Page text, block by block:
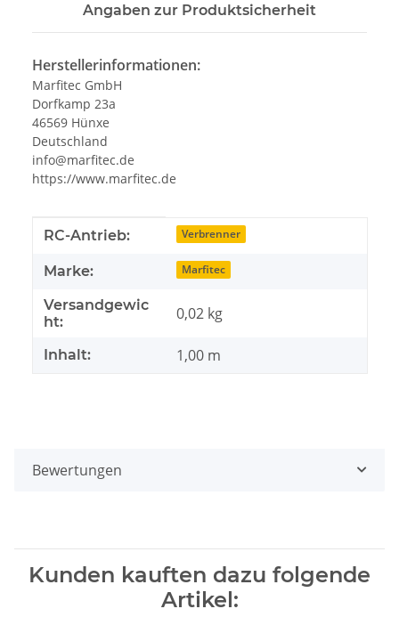
Angaben zur Produktsicherheit
Herstellerinformationen:
Marfitec GmbH
Dorfkamp 23a
46569 Hünxe
Deutschland
info@marfitec.de
https://www.marfitec.de
Produkteigenschaft
Wert
RC-Antrieb: Verbrenner
Marke: Marfitec
Versandgewic
ht:
0,02 kg
Inhalt: 1,00 m
Bewertungen
Kunden kauften dazu folgende
Artikel: